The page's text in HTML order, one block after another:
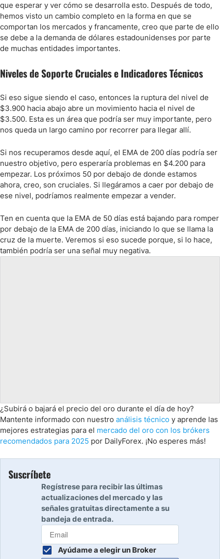
que esperar y ver cómo se desarrolla esto. Después de todo,
hemos visto un cambio completo en la forma en que se
comportan los mercados y francamente, creo que parte de ello
se debe a la demanda de dólares estadounidenses por parte
de muchas entidades importantes.
Niveles de Soporte Cruciales e Indicadores Técnicos
Si eso sigue siendo el caso, entonces la ruptura del nivel de
$3.900 hacia abajo abre un movimiento hacia el nivel de
$3.500. Esta es un área que podría ser muy importante, pero
nos queda un largo camino por recorrer para llegar allí.
Si nos recuperamos desde aquí, el EMA de 200 días podría ser
nuestro objetivo, pero esperaría problemas en $4.200 para
empezar. Los próximos 50 por debajo de donde estamos
ahora, creo, son cruciales. Si llegáramos a caer por debajo de
ese nivel, podríamos realmente empezar a vender.
Ten en cuenta que la EMA de 50 días está bajando para romper
por debajo de la EMA de 200 días, iniciando lo que se llama la
cruz de la muerte. Veremos si eso sucede porque, si lo hace,
también podría ser una señal muy negativa.
¿Subirá o bajará el precio del oro durante el día de hoy?
Mantente informado con nuestro análisis técnico y aprende las
mejores estrategias para el mercado del oro con los brókers
recomendados para 2025 por DailyForex. ¡No esperes más!
Suscríbete
Regístrese para recibir las últimas
actualizaciones del mercado y las
señales gratuitas directamente a su
bandeja de entrada.
Ayúdame a elegir un Broker